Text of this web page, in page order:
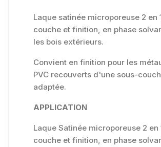
Laque satinée microporeuse 2 en
couche et finition, en phase
les bois extérieurs.
Convient en finition pour les
PVC recouverts d'une sous-
adaptée.
APPLICATION
Laque Satinée microporeuse 2 en
couche et finition, en phase